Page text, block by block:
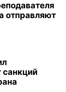
отправляют